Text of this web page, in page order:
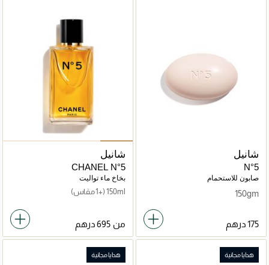
شانيل
N°5
صابون للاستحمام
150gm
شانيل
CHANEL N°5
بخاخ ماء تواليت
150ml (+1 مقاس)
من
هدايا مجانية هدايا مجانية